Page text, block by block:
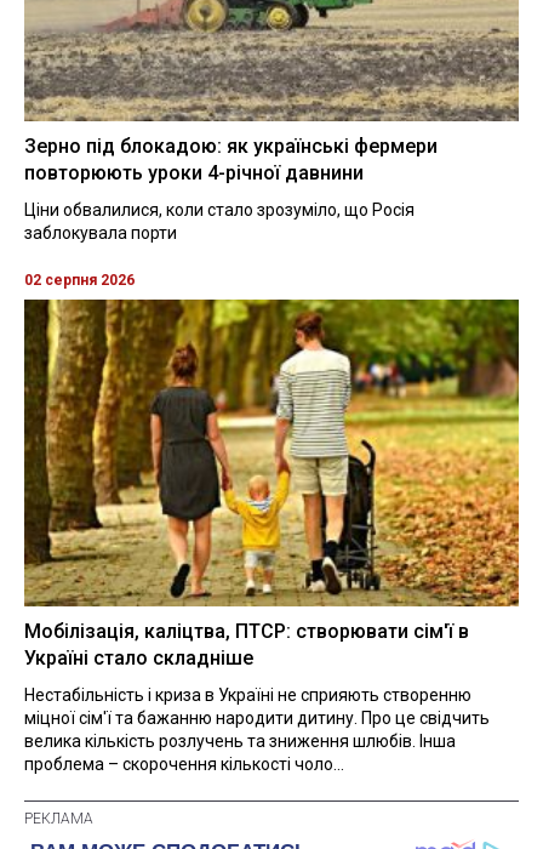
Зерно під блокадою: як українські фермери
повторюють уроки 4-річної давнини
Ціни обвалилися, коли стало зрозуміло, що Росія
заблокувала порти
02 серпня 2026
Мобілізація, каліцтва, ПТСР: створювати сім'ї в
Україні стало складніше
Нестабільність і криза в Україні не сприяють створенню
міцної сім'ї та бажанню народити дитину. Про це свідчить
велика кількість розлучень та зниження шлюбів. Інша
проблема – скорочення кількості чоло...